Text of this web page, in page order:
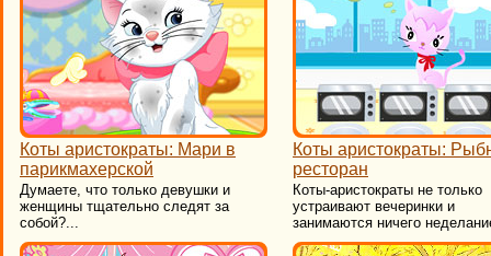
Коты аристократы: Мари в
парикмахерской
Думаете, что только девушки и
женщины тщательно следят за
собой?...
Коты аристократы:
ресторан
Коты-аристократы не только
устраивают вечеринки и
занимаются ничего